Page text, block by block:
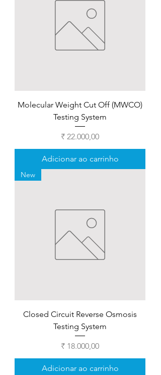
Molecular Weight Cut Off (MWCO)
Testing System
Preço
₹ 22.000,00
Adicionar ao carrinho
New
Closed Circuit Reverse Osmosis
Testing System
Preço
₹ 18.000,00
Adicionar ao carrinho